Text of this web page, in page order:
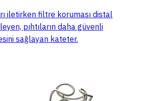
iletirken filtre koruması distal
pıhtıların daha güvenli
sağlayan kateter.